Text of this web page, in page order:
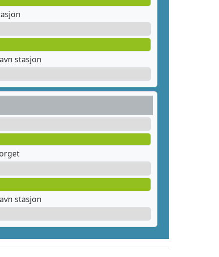
stasjon
stasjon